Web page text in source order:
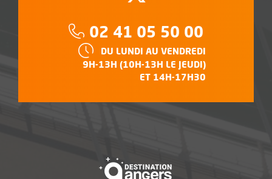
Téléphone :
02 41 05 50 00
HORAIRES :
DU LUNDI AU VENDREDI
9H-13H (10H-13H LE JEUDI)
ET 14H-17H30